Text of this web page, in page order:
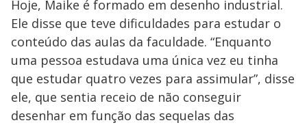
Hoje, Maike é formado em desenho industrial.
Ele disse que teve dificuldades para estudar o
conteúdo das aulas da faculdade. “Enquanto
uma pessoa estudava uma única vez eu tinha
que estudar quatro vezes para assimular”, disse
ele, que sentia receio de não conseguir
desenhar em função das sequelas das